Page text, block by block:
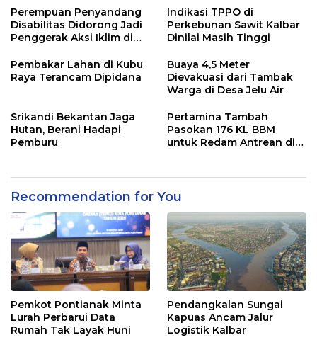
Perempuan Penyandang
Disabilitas Didorong Jadi
Penggerak Aksi Iklim di
Indikasi TPPO di
Perkebunan Sawit Kalbar
Dinilai Masih Tinggi
Pembakar Lahan di Kubu
Raya Terancam Dipidana
Buaya 4,5 Meter
Dievakuasi dari Tambak
Warga di Desa Jelu Air
Srikandi Bekantan Jaga
Hutan, Berani Hadapi
Pemburu
Pertamina Tambah
Pasokan 176 KL BBM
untuk Redam Antrean di
Recommendation for You
Pemkot Pontianak Minta
Lurah Perbarui Data
Rumah Tak Layak Huni
Pendangkalan Sungai
Kapuas Ancam Jalur
Logistik Kalbar